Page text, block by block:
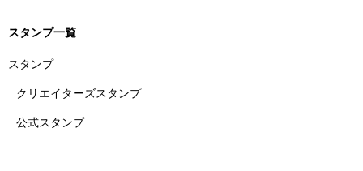
スタンプ一覧
スタンプ
クリエイターズスタンプ
公式スタンプ